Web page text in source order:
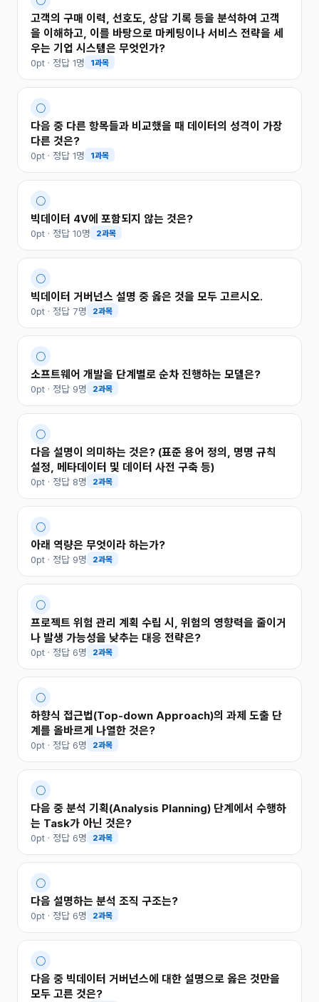
고객의 구매 이력, 선호도, 상담 기록 등을 분석하여 고객
을 이해하고, 이를 바탕으로 마케팅이나 서비스 전략을 세
우는 기업 시스템은 무엇인가?
0pt · 정답 1명 1과목
○
다음 중 다른 항목들과 비교했을 때 데이터의 성격이 가장
다른 것은?
0pt · 정답 1명 1과목
○
빅데이터 4V에 포함되지 않는 것은?
0pt · 정답 10명 2과목
○
빅데이터 거버넌스 설명 중 옳은 것을 모두 고르시오.
0pt · 정답 7명 2과목
○
소프트웨어 개발을 단계별로 순차 진행하는 모델은?
0pt · 정답 9명 2과목
○
다음 설명이 의미하는 것은? (표준 용어 정의, 명명 규칙
설정, 메타데이터 및 데이터 사전 구축 등)
0pt · 정답 8명 2과목
○
아래 역량은 무엇이라 하는가?
0pt · 정답 9명 2과목
○
프로젝트 위험 관리 계획 수립 시, 위험의 영향력을 줄이거
나 발생 가능성을 낮추는 대응 전략은?
0pt · 정답 6명 2과목
○
하향식 접근법(Top-down Approach)의 과제 도출 단
계를 올바르게 나열한 것은?
0pt · 정답 6명 2과목
○
다음 중 분석 기획(Analysis Planning) 단계에서 수행하
는 Task가 아닌 것은?
0pt · 정답 6명 2과목
○
다음 설명하는 분석 조직 구조는?
0pt · 정답 6명 2과목
○
다음 중 빅데이터 거버넌스에 대한 설명으로 옳은 것만을
모두 고른 것은?